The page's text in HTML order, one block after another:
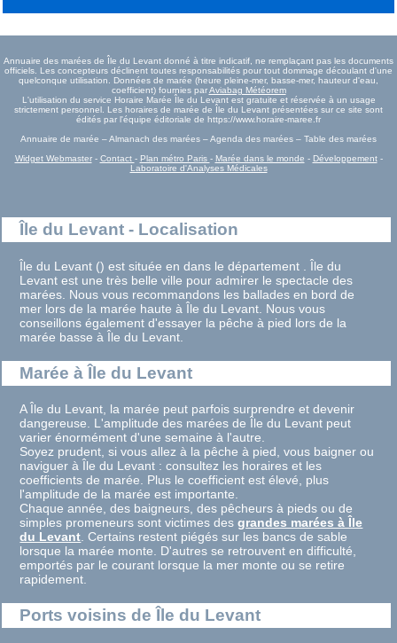
Annuaire des marées de Île du Levant donné à titre indicatif, ne remplaçant pas les documents
officiels. Les concepteurs déclinent toutes responsabilités pour tout dommage découlant d'une
quelconque utilisation. Données de marée (heure pleine-mer, basse-mer, hauteur d'eau,
coefficient) fournies parAviabag Météorem
L'utilisation du service Horaire Marée Île du Levant est gratuite et réservée à un usage
strictement personnel. Les horaires de marée de Île du Levant présentées sur ce site sont
édités par l'équipe éditoriale de https://www.horaire-maree.fr
Annuaire de marée – Almanach des marées – Agenda des marées – Table des marées
Widget Webmaster- Contact - Plan métro Paris - Marée dans le monde - Développement-
Laboratoire d'Analyses Médicales
Île du Levant - Localisation
Île du Levant () est située en dans le département . Île du
Levant est une très belle ville pour admirer le spectacle des
marées. Nous vous recommandons les ballades en bord de
mer lors de la marée haute à Île du Levant. Nous vous
conseillons également d'essayer la pêche à pied lors de la
marée basse à Île du Levant.
Marée à Île du Levant
A Île du Levant, la marée peut parfois surprendre et devenir
dangereuse. L'amplitude des marées de Île du Levant peut
varier énormément d'une semaine à l'autre.
Soyez prudent, si vous allez à la pêche à pied, vous baigner ou
naviguer à Île du Levant : consultez les horaires et les
coefficients de marée. Plus le coefficient est élevé, plus
l'amplitude de la marée est importante.
Chaque année, des baigneurs, des pêcheurs à pieds ou de
simples promeneurs sont victimes desgrandes marées à Île
du Levant. Certains restent piégés sur les bancs de sable
lorsque la marée monte. D'autres se retrouvent en difficulté,
emportés par le courant lorsque la mer monte ou se retire
rapidement.
Ports voisins de Île du Levant